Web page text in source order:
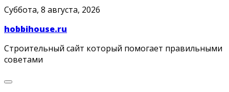
Skip
content
Суббота, 8 августа, 2026
hobbihouse.ru
Строительный сайт который помогает правильными
советами